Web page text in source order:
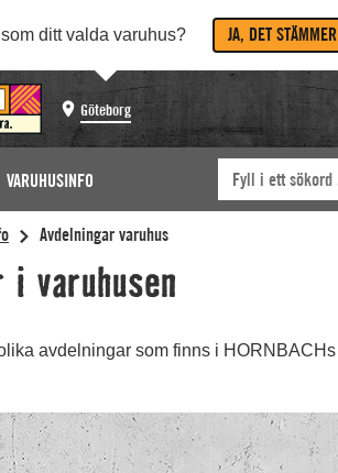
som ditt valda varuhus? JA, DET STÄMMER
Göteborg
VARUHUSINFO